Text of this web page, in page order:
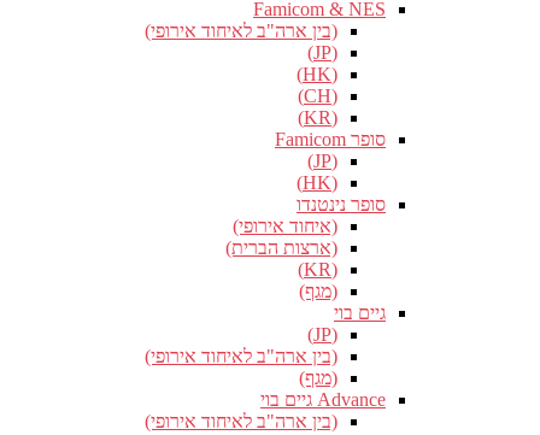
Famicom & NES
(בין ארה"ב לאיחוד אירופי)
(JP)
(HK)
(CH)
(KR)
סופר Famicom
(JP)
(HK)
סופר נינטנדו
(איחוד אירופי)
(ארצות הברית)
(KR)
(מגף)
גיים בוי
(JP)
(בין ארה"ב לאיחוד אירופי)
(מגף)
Advance גיים בוי
(בין ארה"ב לאיחוד אירופי)